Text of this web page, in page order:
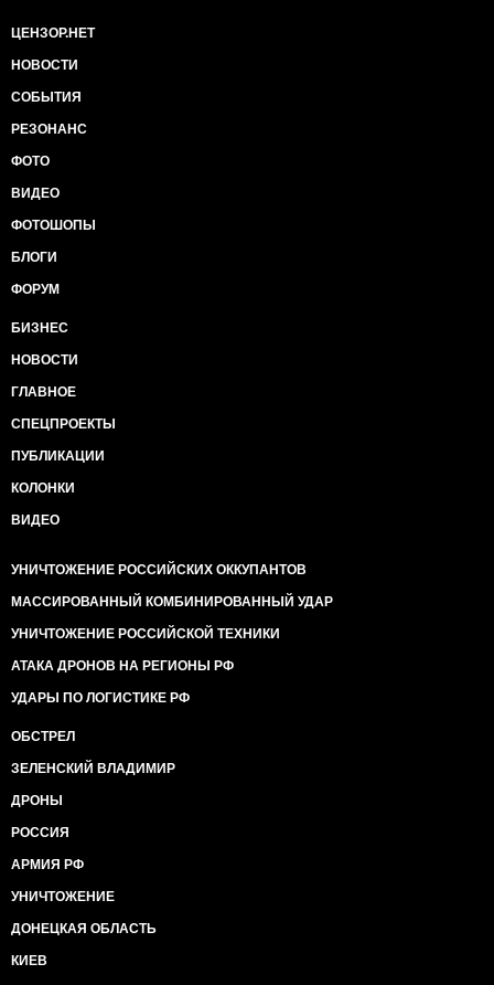
ЦЕНЗОР.НЕТ
НОВОСТИ
СОБЫТИЯ
РЕЗОНАНС
ФОТО
ВИДЕО
ФОТОШОПЫ
БЛОГИ
ФОРУМ
БИЗНЕС
НОВОСТИ
ГЛАВНОЕ
СПЕЦПРОЕКТЫ
ПУБЛИКАЦИИ
КОЛОНКИ
ВИДЕО
УНИЧТОЖЕНИЕ РОССИЙСКИХ ОККУПАНТОВ
МАССИРОВАННЫЙ КОМБИНИРОВАННЫЙ УДАР
УНИЧТОЖЕНИЕ РОССИЙСКОЙ ТЕХНИКИ
АТАКА ДРОНОВ НА РЕГИОНЫ РФ
УДАРЫ ПО ЛОГИСТИКЕ РФ
ОБСТРЕЛ
ЗЕЛЕНСКИЙ ВЛАДИМИР
ДРОНЫ
РОССИЯ
АРМИЯ РФ
УНИЧТОЖЕНИЕ
ДОНЕЦКАЯ ОБЛАСТЬ
КИЕВ